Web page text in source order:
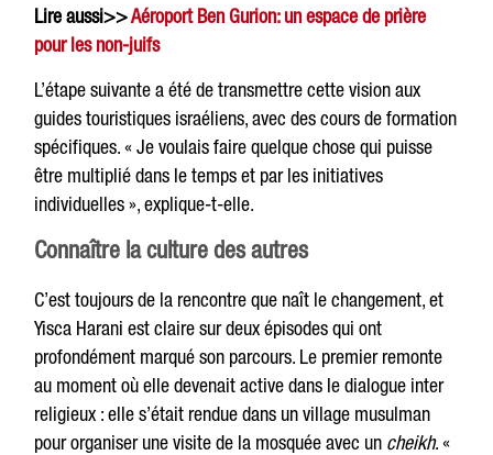
Lire aussi>>Aéroport Ben Gurion: un espace de prière
pour les non-juifs
L’étape suivante a été de transmettre cette vision aux
guides touristiques israéliens, avec des cours de formation
spécifiques. « Je voulais faire quelque chose qui puisse
être multiplié dans le temps et par les initiatives
individuelles », explique-t-elle.
Connaître la culture des autres
C’est toujours de la rencontre que naît le changement, et
Yisca Harani est claire sur deux épisodes qui ont
profondément marqué son parcours. Le premier remonte
au moment où elle devenait active dans le dialogue inter
religieux : elle s’était rendue dans un village musulman
pour organiser une visite de la mosquée avec un cheikh. «